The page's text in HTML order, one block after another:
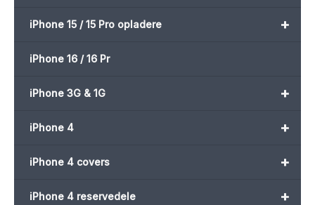
+
iPhone 15 / 15 Pro opladere
iPhone 16 / 16 Pr
+
iPhone 3G & 1G
+
iPhone 4
+
iPhone 4 covers
+
iPhone 4 reservedele